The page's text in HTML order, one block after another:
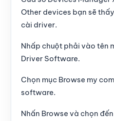
Other devices bạn sẽ
cài driver.
Nhấp chuột phải vào tên
Driver Software.
Chọn mục Browse my
software.
Nhấn Browse và chọn